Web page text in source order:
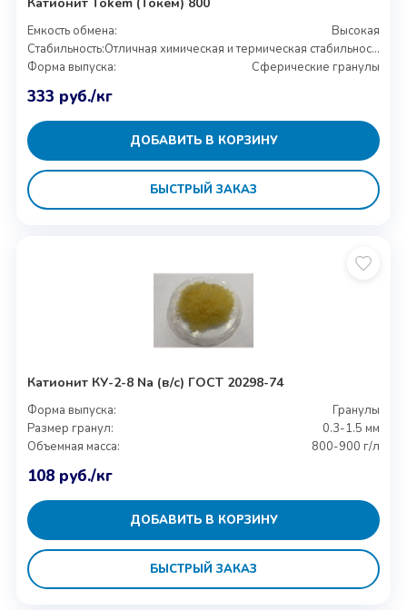
Емкость обмена:
Высокая
Стабильность:
Отличная химическая и термическая стабильность
Форма выпуска:
Сферические гранулы
333 руб./кг
ДОБАВИТЬ В КОРЗИНУ
БЫСТРЫЙ ЗАКАЗ
Катионит КУ-2-8 Na (в/с) ГОСТ 20298-74
Форма выпуска:
Гранулы
Размер гранул:
0.3-1.5 мм
Объемная масса:
800-900 г/л
108 руб./кг
ДОБАВИТЬ В КОРЗИНУ
БЫСТРЫЙ ЗАКАЗ